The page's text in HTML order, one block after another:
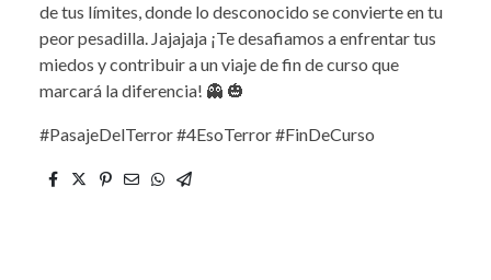
de tus límites, donde lo desconocido se convierte en tu
peor pesadilla. Jajajaja ¡Te desafiamos a enfrentar tus
miedos y contribuir a un viaje de fin de curso que
marcará la diferencia! 👻 🎃
#PasajeDelTerror #4EsoTerror #FinDeCurso